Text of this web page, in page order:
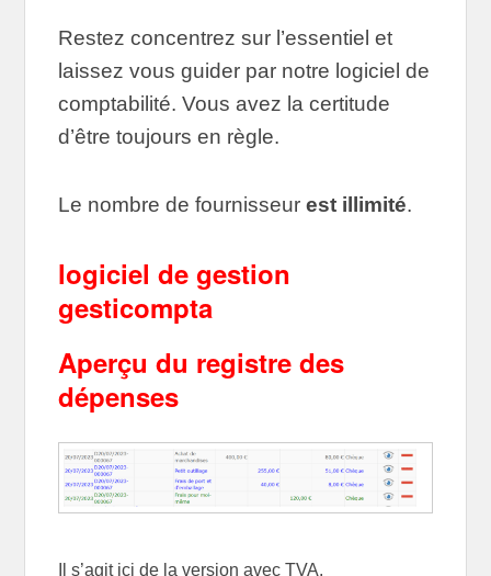
Restez concentrez sur l’essentiel et
laissez vous guider par notre logiciel de
comptabilité. Vous avez la certitude
d’être toujours en règle.
Le nombre de fournisseurest illimité.
logiciel de gestion
gesticompta
Aperçu du registre des
dépenses
Il s’agit ici de la version avec TVA.